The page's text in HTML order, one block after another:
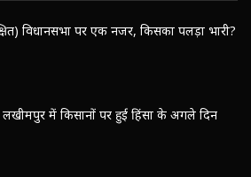
विधानसभा पर एक नजर, किसका पलड़ा भारी?
लखीमपुर में किसानों पर हुई हिंसा के अगले दिन